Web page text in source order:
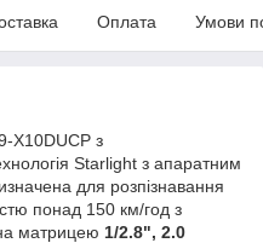
Оплата Умови
X10DUCP з
Starlight з апаратним
для розпізнавання
понад 150 км/год з
матрицею 1/2.8", 2.0